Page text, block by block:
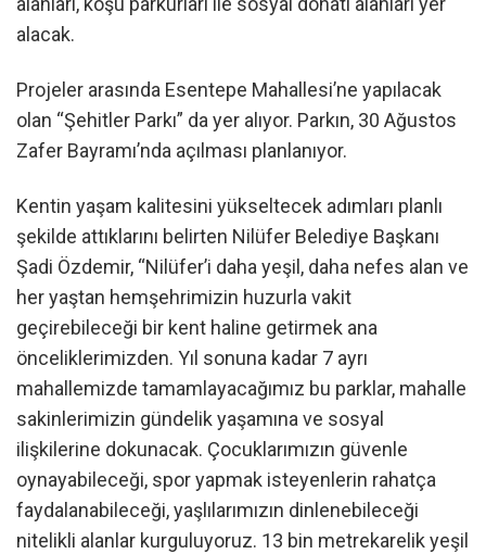
alacak.
Projeler arasında Esentepe Mahallesi’ne yapılacak
olan “Şehitler Parkı” da yer alıyor. Parkın, 30 Ağustos
Zafer Bayramı’nda açılması planlanıyor.
Kentin yaşam kalitesini yükseltecek adımları planlı
şekilde attıklarını belirten Nilüfer Belediye Başkanı
Şadi Özdemir, “Nilüfer’i daha yeşil, daha nefes alan ve
her yaştan hemşehrimizin huzurla vakit
geçirebileceği bir kent haline getirmek ana
önceliklerimizden. Yıl sonuna kadar 7 ayrı
mahallemizde tamamlayacağımız bu parklar, mahalle
sakinlerimizin gündelik yaşamına ve sosyal
ilişkilerine dokunacak. Çocuklarımızın güvenle
oynayabileceği, spor yapmak isteyenlerin rahatça
faydalanabileceği, yaşlılarımızın dinlenebileceği
nitelikli alanlar kurguluyoruz. 13 bin metrekarelik yeşil